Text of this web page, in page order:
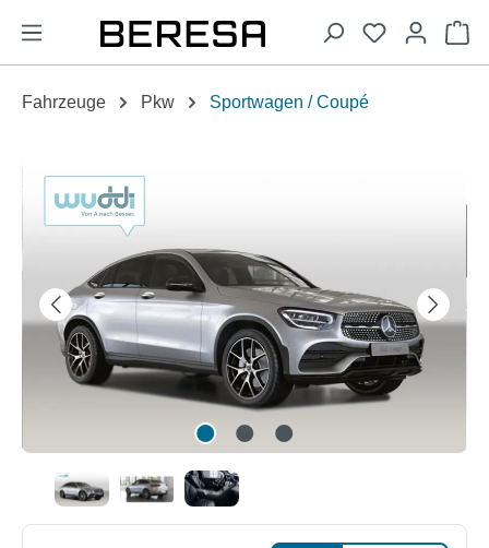
springen
Fahrzeuge Pkw Sportwagen / Coupé
Bildergalerie überspringen